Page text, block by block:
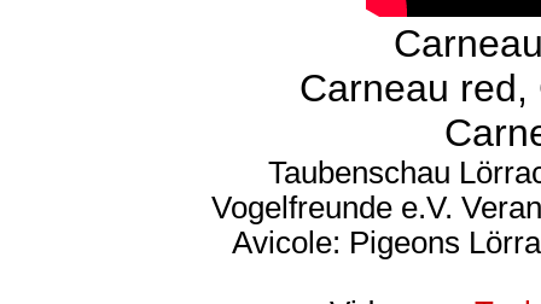
Carneau
Taubenschau
Vogelfreunde e.V.
Avicole: Pigeons